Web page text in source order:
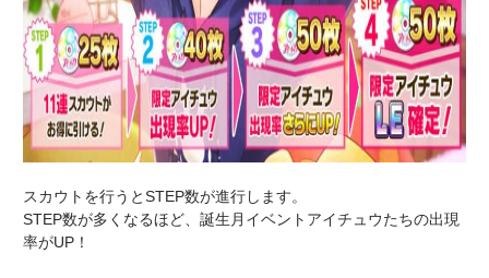
スカウトを行うとSTEP数が進行します。
STEP数が多くなるほど、誕生月イベントアイチュウたちの出現
率がUP！